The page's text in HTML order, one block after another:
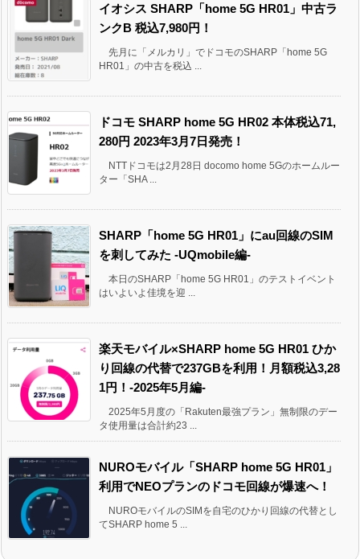
イオシス SHARP「home 5G HR01」中古ラ
ンクB 税込7,980円！
先月に「メルカリ」でドコモのSHARP「home 5G
HR01」の中古を税込 ...
ドコモ SHARP home 5G HR02 本体税込71,
280円 2023年3月7日発売！
NTTドコモは2月28日 docomo home 5Gのホームルー
ター「SHA ...
SHARP「home 5G HR01」にau回線のSIM
を刺してみた -UQmobile編-
本日のSHARP「home 5G HR01」のテストイベント
はいよいよ佳境を迎 ...
楽天モバイル×SHARP home 5G HR01 ひか
り回線の代替で237GBを利用！月額税込3,28
1円！-2025年5月編-
2025年5月度の「Rakuten最強プラン」無制限のデー
タ使用量は合計約23 ...
NUROモバイル「SHARP home 5G HR01」
利用でNEOプランのドコモ回線が爆速へ！
NUROモバイルのSIMを自宅のひかり回線の代替とし
てSHARP home 5 ...